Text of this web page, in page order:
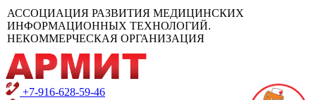
АССОЦИАЦИЯ РАЗВИТИЯ МЕДИЦИНСКИХ
ИНФОРМАЦИОННЫХ ТЕХНОЛОГИЙ.
НЕКОММЕРЧЕСКАЯ ОРГАНИЗАЦИЯ
+7-916-628-59-46